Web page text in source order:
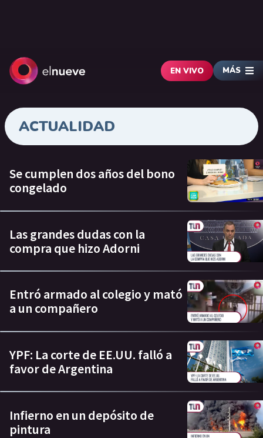
EN VIVO MÁS
ACTUALIDAD
Se cumplen dos años del bono
congelado
Las grandes dudas con la
compra que hizo Adorni
Entró armado al colegio y mató
a un compañero
YPF: La corte de EE.UU. falló a
favor de Argentina
Infierno en un depósito de
pintura